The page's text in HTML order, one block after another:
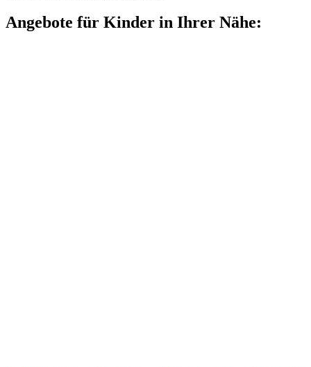
Angebote für Kinder in Ihrer Nähe: